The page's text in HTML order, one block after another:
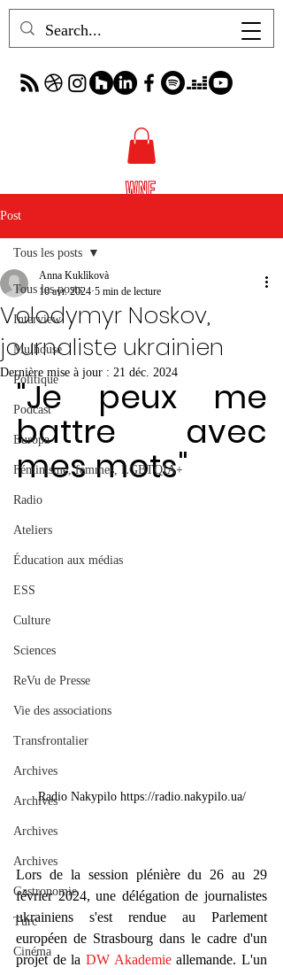
Post
Tous les posts
Interview
Mulhouse
Politique
Podcast
Europa
Féminisme, femmes, LGBTQIA+
Radio
Ateliers
Éducation aux médias
ESS
Culture
Sciences
ReVu de Presse
Vie des associations
Transfrontalier
Archives
Archives
Archives
Archives
Gastronomie
Turc
Cinéma
Tous les posts
Volodymyr Noskov,
journaliste ukrainien
Anna Kuklìkovà
10 avr. 2024 5 min de lecture
Dernière mise à jour : 21 déc. 2024
"Je peux me
battre avec
mes mots"
Radio Nakypilo https://radio.nakypilo.ua/
Lors de la session plénière du 26 au 29
février 2024, une délégation de journalistes
ukrainiens s'est rendue au Parlement
européen de Strasbourg dans le cadre d'un
projet de la DW Akademie allemande. L'un